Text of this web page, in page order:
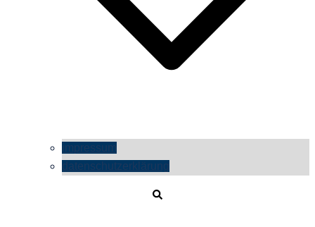
impressum
datenschutzerklärung